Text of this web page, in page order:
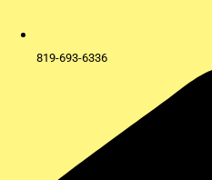
819-693-6336